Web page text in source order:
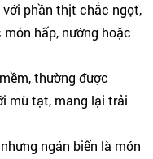
phần thịt chắc ngọt,
hấp, nướng hoặc
thường được
mù tạt, mang lại trải
ngán biển là món